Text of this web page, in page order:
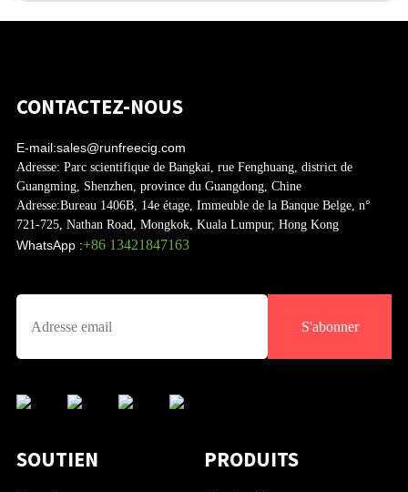
CONTACTEZ-NOUS
E-mail:sales@runfreecig.com
Adresse: Parc scientifique de Bangkai, rue Fenghuang, district de
Guangming, Shenzhen, province du Guangdong, Chine
Adresse:Bureau 1406B, 14e étage, Immeuble de la Banque Belge, n°
721-725, Nathan Road, Mongkok, Kuala Lumpur, Hong Kong
WhatsApp :+86 13421847163
S'abonner
SOUTIEN PRODUITS